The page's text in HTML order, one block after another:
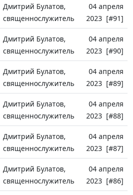
Дмитрий Булатов,
священнослужитель
04 апреля
2023 [#91]
Дмитрий Булатов,
священнослужитель
04 апреля
2023 [#90]
Дмитрий Булатов,
священнослужитель
04 апреля
2023 [#89]
Дмитрий Булатов,
священнослужитель
04 апреля
2023 [#88]
Дмитрий Булатов,
священнослужитель
04 апреля
2023 [#87]
Дмитрий Булатов,
священнослужитель
04 апреля
2023 [#86]